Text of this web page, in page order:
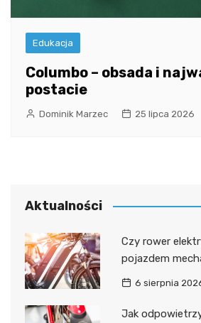
Edukacja
Columbo – obsada i
postacie
Dominik Marzec 25 lipca 2026
Aktualności
Czy rower
pojazdem
6 sierpnia
Jak